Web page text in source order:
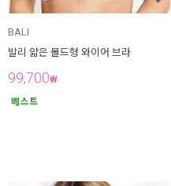
BALI
발리 얇은 몰드형 와이어 브라
99,700₩